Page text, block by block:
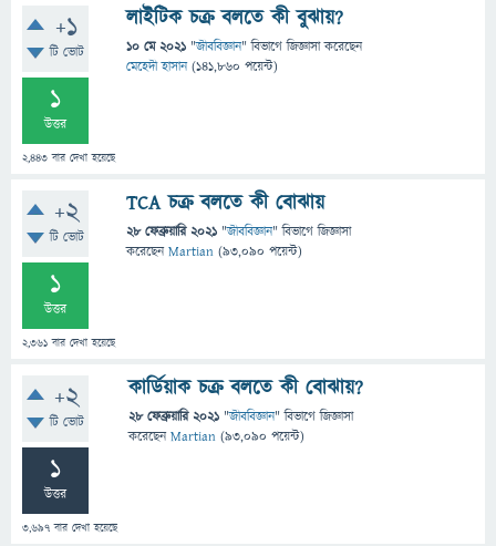
+1
টি ভোট
1
উত্তর
2,443 বার দেখা হয়েছে
লাইটিক চক্র বলতে কী বুঝায়?
10 মে 2021 "জীববিজ্ঞান" বিভাগে জিজ্ঞাসাকরেছেন
মেহেদী হাসান (141,860 পয়েন্ট)
+2
টি ভোট
1
উত্তর
2,361 বার দেখা হয়েছে
TCA চক্র বলতে কী বোঝায়
28 ফেব্রুয়ারি 2021 "জীববিজ্ঞান" বিভাগে জিজ্ঞাসা
করেছেনMartian (93,090 পয়েন্ট)
+2
টি ভোট
1
উত্তর
3,697 বার দেখা হয়েছে
কার্ডিয়াক চক্র বলতে কী বোঝায়?
28 ফেব্রুয়ারি 2021 "জীববিজ্ঞান" বিভাগে জিজ্ঞাসা
করেছেনMartian (93,090 পয়েন্ট)